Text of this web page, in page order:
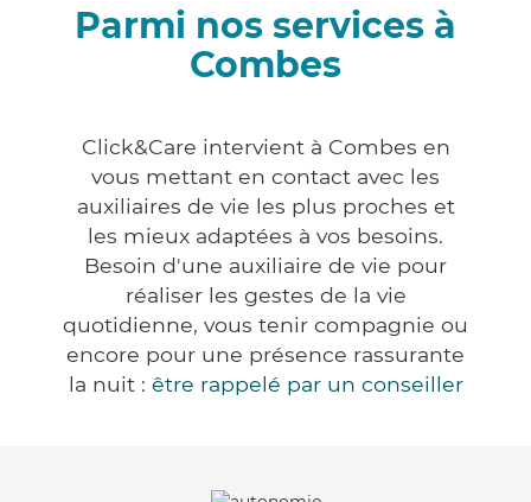
Parmi nos services à
Combes
Click&Care intervient à Combes en
vous mettant en contact avec les
auxiliaires de vie les plus proches et
les mieux adaptées à vos besoins.
Besoin d'une auxiliaire de vie pour
réaliser les gestes de la vie
quotidienne, vous tenir compagnie ou
encore pour une présence rassurante
la nuit : être rappelé par un conseiller